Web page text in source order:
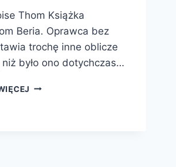
Thom Książka
Beria. Oprawca bez
trochę inne oblicze
niż było ono dotychczas…
BERIA.